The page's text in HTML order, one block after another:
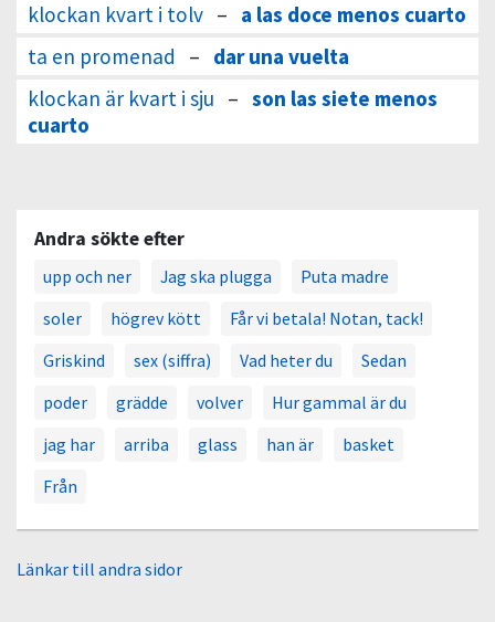
klockan kvart i tolv – a las doce menos cuarto
ta en promenad
– dar una vuelta
klockan är kvart i sju – son las siete menos
cuarto
Andra sökte efter
upp och ner Jag ska plugga
Puta madre
soler
högrev kött
Får vi betala! Notan, tack!
Griskind
sex (siffra) Vad heter du
Sedan
poder
grädde volver
Hur gammal är du
jag har
arriba glass han är
basket
Från
Länkar till andra sidor